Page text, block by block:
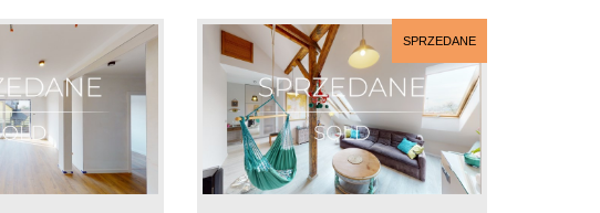
SPRZEDANE